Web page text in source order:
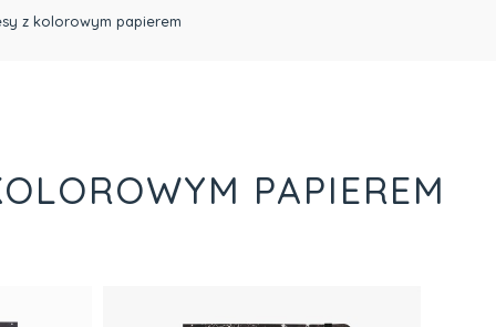
z kolorowym papierem
PAPIEREM